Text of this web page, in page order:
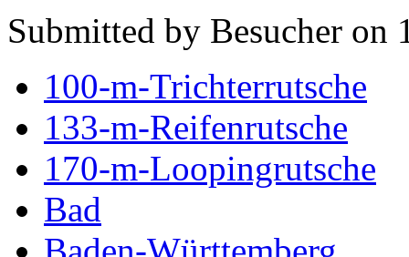
Submitted by Besucher on
100-m-Trichterrutsche
133-m-Reifenrutsche
170-m-Loopingrutsche
Bad